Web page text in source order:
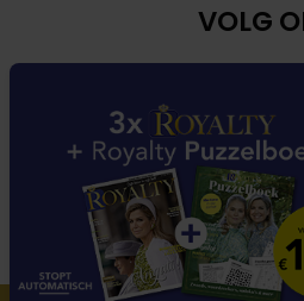
VOLG
Royalty participeert in diverse affiliate
dat Royalty commissies ontvangt voor
Deze website wordt niet gesponsord door